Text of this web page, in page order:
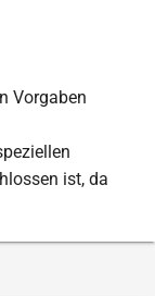
Vorgaben
ist, da